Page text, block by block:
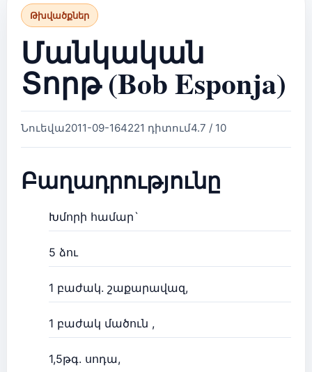
Թխվածքներ
Մանկական
Տորթ (Bob Esponja)
Նուեվա2011-09-164221 դիտում4.7 / 10
Բաղադրությունը
Խմորի համար`
5 ձու
1 բաժակ. շաքարավազ,
1 բաժակ մածուն ,
1,5թգ. սոդա,